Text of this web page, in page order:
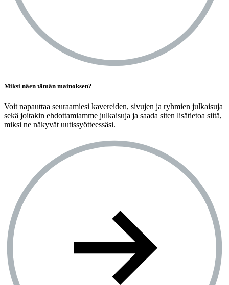
Miksi näen tämän mainoksen?
Voit napauttaa seuraamiesi kavereiden, sivujen ja ryhmien julkaisuja
sekä joitakin ehdottamiamme julkaisuja ja saada siten lisätietoa siitä,
miksi ne näkyvät uutissyötteessäsi.